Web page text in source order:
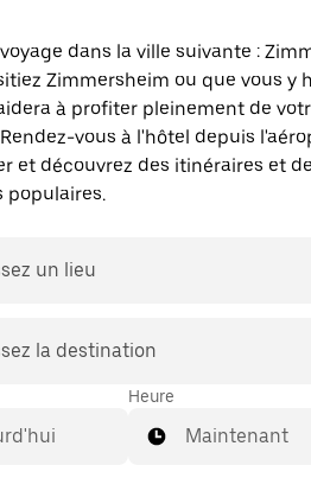
dans la ville suivante :
Zimmersheim ou que vous y
à profiter pleinement de
vous à l'hôtel depuis
et découvrez des itinéraires et
populaires.
un lieu
la destination
Heure
Maintenant